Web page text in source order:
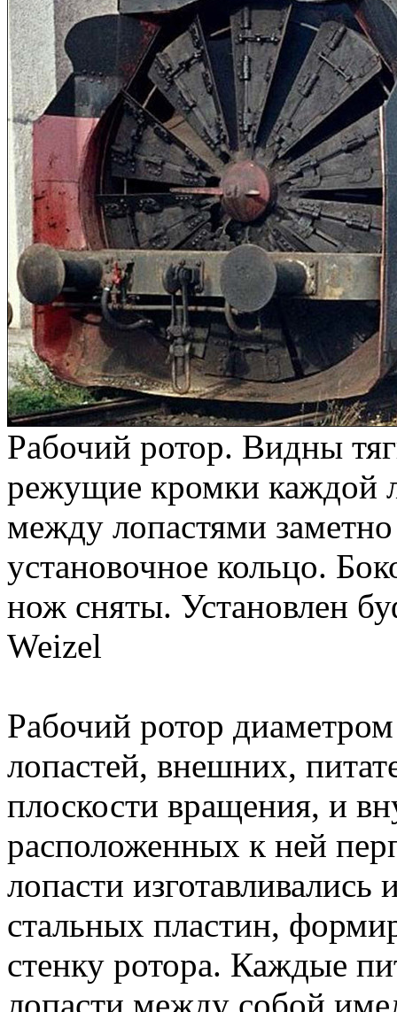
Рабочий ротор. Видны
режущие кромки каждой
между лопастями
установочное кольцо.
нож сняты. Установлен
Weizel
Рабочий ротор
лопастей, внешних,
плоскости вращения, и
расположенных к ней
лопасти
стальных пластин,
стенку ротора. Каждые